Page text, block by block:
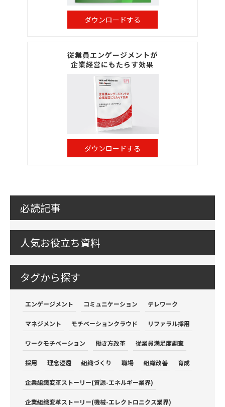
ダウンロードする
従業員エンゲージメントが
企業経営にもたらす効果
ダウンロードする
必読記事
人気お役立ち資料
タグから探す
エンゲージメント コミュニケーション テレワーク
マネジメント モチベーションクラウド リファラル採用
ワークモチベーション 働き方改革 従業員満足度調査
採用 理念浸透 組織づくり 職場 組織改善 育成
企業組織変革ストーリー(資源-エネルギー業界)
企業組織変革ストーリー(機械-エレクトロニクス業界)